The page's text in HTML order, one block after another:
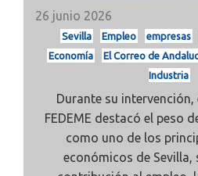
26 junio 2026
Sevilla Empleo empresas
Economía
El Correo de
Industria
Durante su intervención,
FEDEME destacó el peso
como uno de los
económicos de Sevilla,